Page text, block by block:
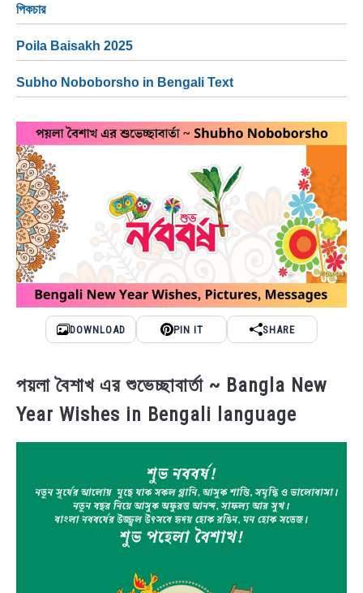
BENGALI NAMES
BENGALI STORIES
পিকচার
Poila Baisakh 2025
Subho Noboborsho in Bengali Text
DOWNLOAD PIN IT SHARE
পয়লা বৈশাখ এর শুভেচ্ছাবার্তা ~ Bangla New
Year Wishes in Bengali language